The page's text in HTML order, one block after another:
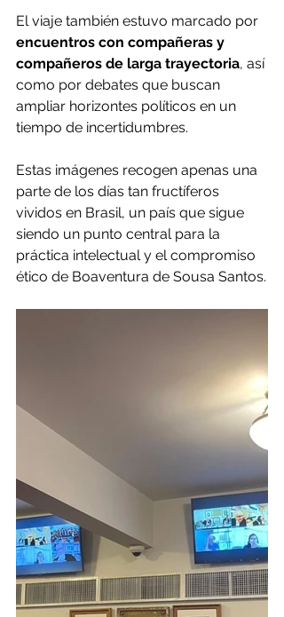
El viaje también estuvo marcado por
encuentros con compañeras y
compañeros de larga trayectoria, así
como por debates que buscan
ampliar horizontes políticos en un
tiempo de incertidumbres.
Estas imágenes recogen apenas una
parte de los días tan fructíferos
vividos en Brasil, un país que sigue
siendo un punto central para la
práctica intelectual y el compromiso
ético de Boaventura de Sousa Santos.